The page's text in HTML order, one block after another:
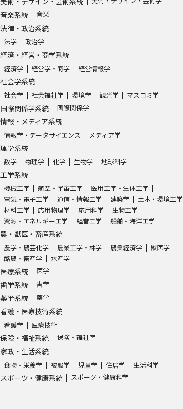
音楽系統 音楽
法律・政治系統
法学 政治学
経済・経営・商学系統
経済学 経営学・商学 経営情報学
社会学系統
社会学 社会福祉学 環境学 観光学 マスコミ学
国際関係学系統 国際関係学
情報・メディア系統
情報学・データサイエンス メディア学
理学系統
数学 物理学 化学 生物学 地球科学
工学系統
機械工学 航空・宇宙工学
医用工学・生体工学
電気・電子工学
通信・情報工学 建築学
土木・環境工学
材料工学
応用物理学 応用科学
生物工学
資源・エネルギー工学
経営工学 船舶・海洋工学
農・獣医・畜産系統
農学・農芸化学 農業工学・林学 農業経済学
獣医学
酪農・畜産学
水産学
医療系統 医学
歯学系統 歯学
薬学系統 薬学
看護・医療技術系統
看護学 医療技術
保険・福祉系統 保険・福祉学
家政・生活系統
食物・栄養学 被服学 児童学 住居学 生活科学
スポーツ・健康系統 スポーツ・健康科学